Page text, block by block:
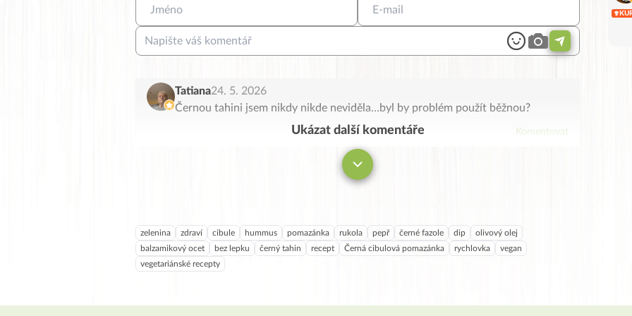
Tatiana24. 5. 2026
Černou tahini jsem nikdy nikde neviděla…byl by problém použít běžnou?
Komentovat
Ukázat další komentáře
zelenina zdraví cibule hummus pomazánka rukola pepř černé fazole dip
olivový olej
balzamikový ocet
bez lepku černý tahin recept Černá cibulová pomazánka rychlovka
vegan
vegetariánské recepty